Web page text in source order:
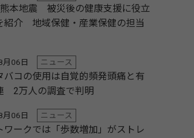
本地震 被災後の健康支援に役立
紹介 地域保健・産業保健の担当
月06日 ニュース
バコの使用は自覚的頻発頭痛と有
2万人の調査で判明
月06日 ニュース
ワークでは「歩数増加」がストレ